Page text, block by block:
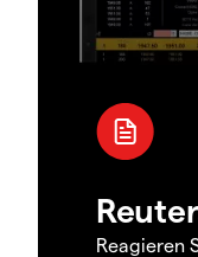
Reagieren